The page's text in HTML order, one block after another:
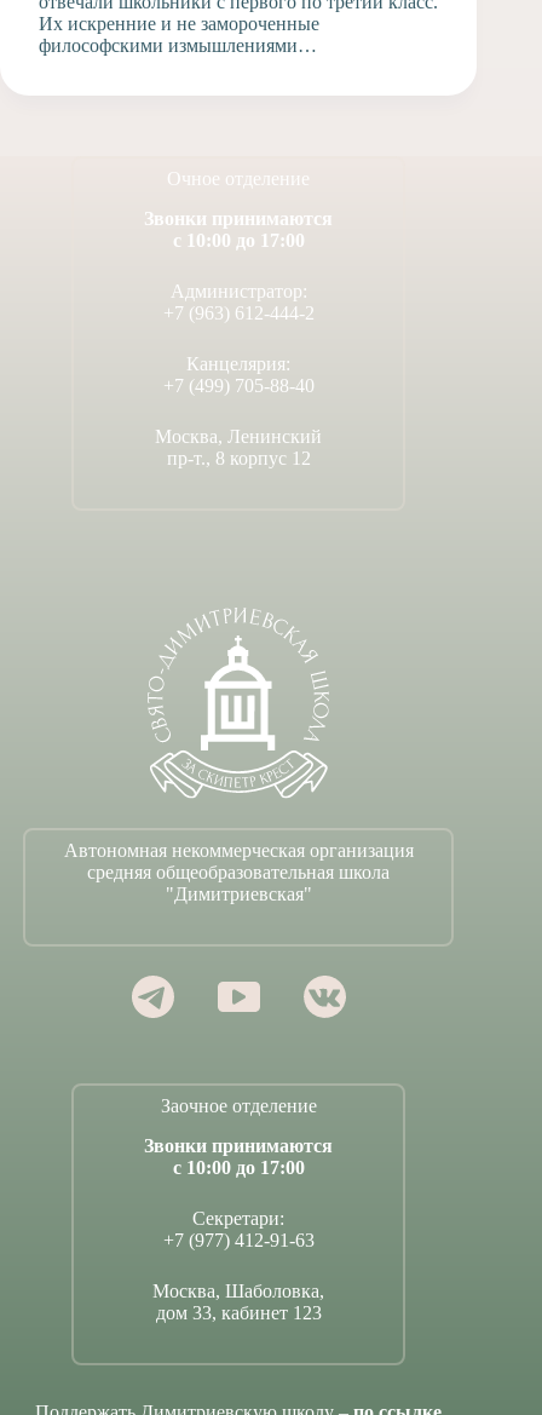
Их искренние и не замороченные
философскими измышлениями…
Очное отделение
Звонки принимаются
с 10:00 до 17:00
Администратор:
+7 (963) 612-444-2
Канцелярия:
+7 (499) 705-88-40
Москва, Ленинский
пр-т., 8 корпус 12
Автономная некоммерческая организация
средняя общеобразовательная школа
"Димитриевская"
Заочное отделение
Звонки принимаются
с 10:00 до 17:00
Секретари:
+7 (977) 412-91-63
Москва, Шаболовка,
дом 33, кабинет 123